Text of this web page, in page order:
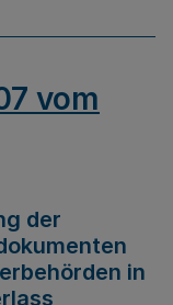
vom
der
in